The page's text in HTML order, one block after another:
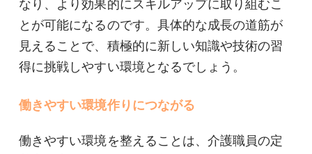
なり、より効果的にスキルアップに取り組むこ
とが可能になるのです。具体的な成長の道筋が
見えることで、積極的に新しい知識や技術の習
得に挑戦しやすい環境となるでしょう。
働きやすい環境作りにつながる
働きやすい環境を整えることは、介護職員の定